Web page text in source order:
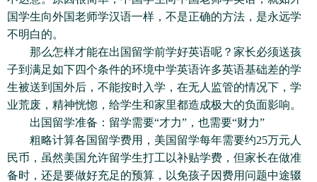
国学生向外国老师学汉语一样，不是正确的方法，是永远学
不明白的。
那么怎样才能在出国留学前学好英语呢？家长必须送孩
子到满足如下四个条件的环境中学英语许多英语基础差的学
生被送到国外后，不能按时入学，在无人监管的情况下，学
业荒废，精神恍惚，给学生和家里都造成极大的负面影响。
出国留学准备：留学需要“才力”，也需要“财力”
粗略计算各国留学费用，美国留学每年需要约25万元人
民币，虽然美国允许留学生打工以补贴学费，但家长在做准
备时，还是要做好充足的预算，以免孩子因费用问题中途辍